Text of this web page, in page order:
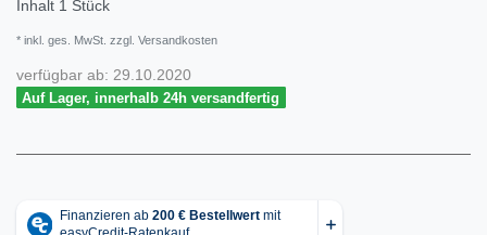
Inhalt 1 Stück
* inkl. ges. MwSt. zzgl. Versandkosten
verfügbar ab: 29.10.2020
Auf Lager, innerhalb 24h versandfertig